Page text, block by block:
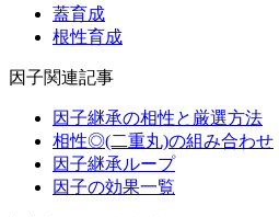
蓋育成
根性育成
因子関連記事
因子継承の相性と厳選方法
相性◎(二重丸)の組み合わせ
因子継承ループ
因子の効果一覧